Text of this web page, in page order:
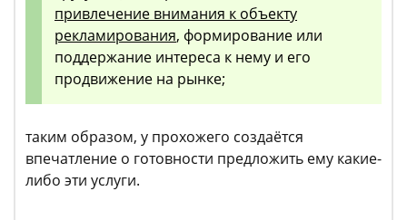
привлечение внимания к объекту
рекламирования, формирование или
поддержание интереса к нему и его
продвижение на рынке;
таким образом, у прохожего создаётся
впечатление о готовности предложить ему какие-
либо эти услуги.